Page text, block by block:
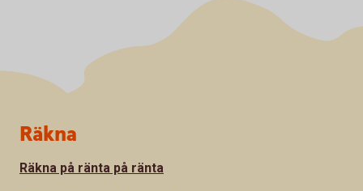
Sidfot
Räkna
Räkna på ränta på ränta